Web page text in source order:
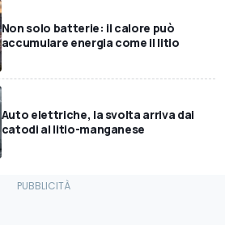
Non solo batterie: il calore può
accumulare energia come il litio
Auto elettriche, la svolta arriva dai
catodi al litio-manganese